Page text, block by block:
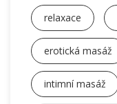
relaxace
erotická masáž
intimní masáž